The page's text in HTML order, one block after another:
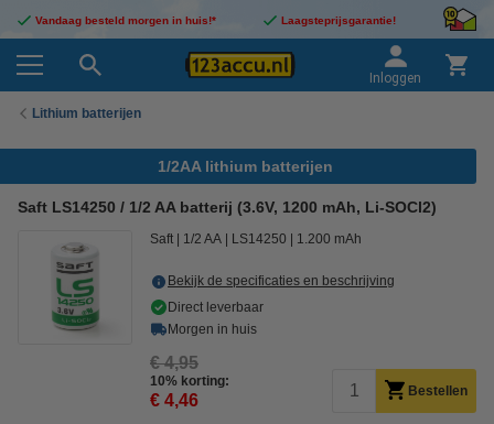
Vandaag besteld morgen in huis!* Laagsteprijsgarantie!
Inloggen
Lithium batterijen
1/2AA lithium batterijen
Saft LS14250 / 1/2 AA batterij (3.6V, 1200 mAh, Li-SOCl2)
Saft 1/2 AA LS14250 1.200 mAh
Bekijk de specificaties en beschrijving
Direct leverbaar
Morgen in huis
€ 4,95
10% korting:
€ 4,46 Bestellen